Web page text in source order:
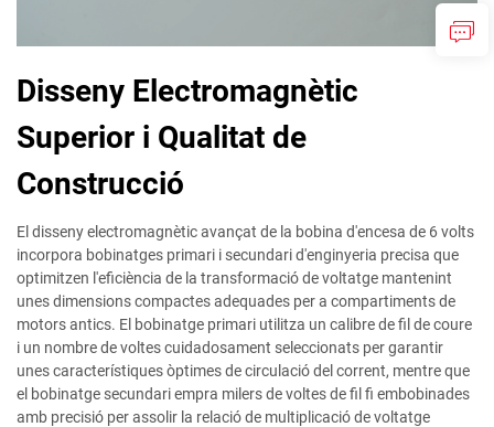
Disseny Electromagnètic
Superior i Qualitat de
Construcció
El disseny electromagnètic avançat de la bobina d'encesa de 6 volts
incorpora bobinatges primari i secundari d'enginyeria precisa que
optimitzen l'eficiència de la transformació de voltatge mantenint
unes dimensions compactes adequades per a compartiments de
motors antics. El bobinatge primari utilitza un calibre de fil de coure
i un nombre de voltes cuidadosament seleccionats per garantir
unes característiques òptimes de circulació del corrent, mentre que
el bobinatge secundari empra milers de voltes de fil fi embobinades
amb precisió per assolir la relació de multiplicació de voltatge